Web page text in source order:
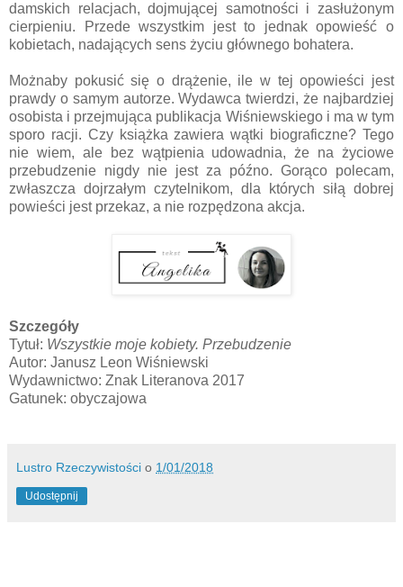
damskich relacjach, dojmującej samotności i zasłużonym
cierpieniu. Przede wszystkim jest to jednak opowieść o
kobietach, nadających sens życiu głównego bohatera.
Możnaby pokusić się o drążenie, ile w tej opowieści jest
prawdy o samym autorze. Wydawca twierdzi, że najbardziej
osobista i przejmująca publikacja Wiśniewskiego i ma w tym
sporo racji. Czy książka zawiera wątki biograficzne? Tego
nie wiem, ale bez wątpienia udowadnia, że na życiowe
przebudzenie nigdy nie jest za późno. Gorąco polecam,
zwłaszcza dojrzałym czytelnikom, dla których siłą dobrej
powieści jest przekaz, a nie rozpędzona akcja.
Szczegóły
Tytuł: Wszystkie moje kobiety. Przebudzenie
Autor: Janusz Leon Wiśniewski
Wydawnictwo: Znak Literanova 2017
Gatunek: obyczajowa
Lustro Rzeczywistości o 1/01/2018
Udostępnij